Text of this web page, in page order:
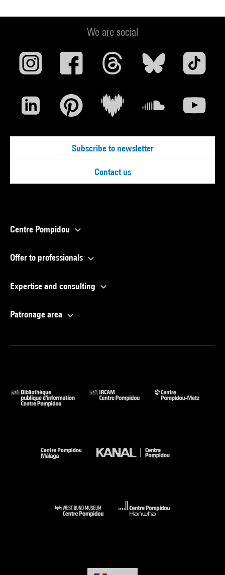
We are social
Subscribe to newsletter
Contact us
Centre Pompidou
Offer to professionals
Expertise and consulting
Patronage area